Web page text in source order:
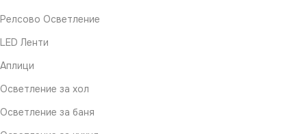
Релсово Осветление
LED Ленти
Аплици
Осветление за хол
Осветление за баня